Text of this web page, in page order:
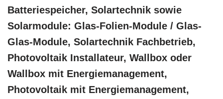
Batteriespeicher, Solartechnik sowie
Solarmodule: Glas-Folien-Module / Glas-
Glas-Module, Solartechnik Fachbetrieb,
Photovoltaik Installateur, Wallbox oder
Wallbox mit Energiemanagement,
Photovoltaik mit Energiemanagement,